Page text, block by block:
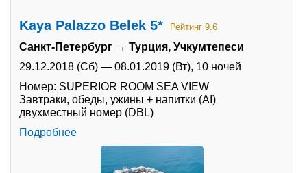
Kaya Palazzo Belek 5* Рейтинг 9.6
Санкт-Петербург → Турция, Учкумтепеси
29.12.2018 (Сб) — 08.01.2019 (Вт), 10 ночей
Номер: SUPERIOR ROOM SEA VIEW
Завтраки, обеды, ужины + напитки (AI)
двухместный номер (DBL)
Подробнее